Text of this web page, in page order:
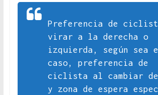
Preferencia de
virar a la derecha o
izquierda, según sea
caso, preferencia de
ciclista al cambiar
y zona de espera